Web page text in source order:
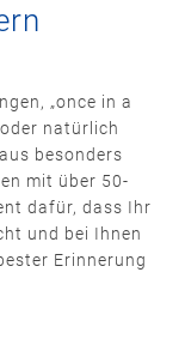
„once in a
natürlich
besonders
mit über 50-
dafür, dass Ihr
und bei Ihnen
Erinnerung